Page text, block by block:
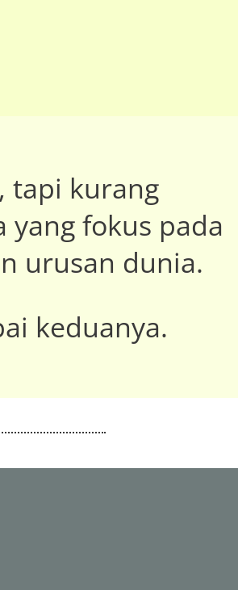
tapi kurang
yang fokus pada
urusan dunia.
keduanya.